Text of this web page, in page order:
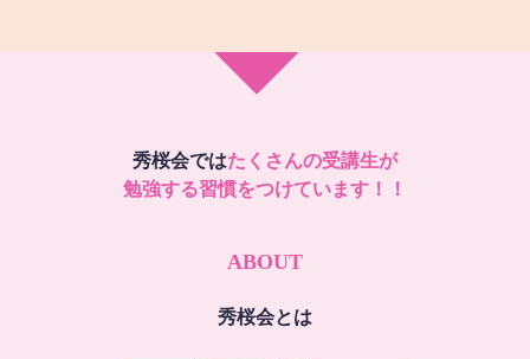
秀桜会ではたくさんの受講生が
勉強する習慣をつけています！！
ABOUT
秀桜会とは